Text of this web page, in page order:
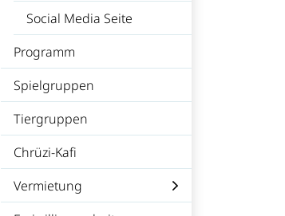
(ausgewählt)
Social Media Seite
Programm
Spielgruppen
Tiergruppen
Chrüzi-Kafi
Vermietung